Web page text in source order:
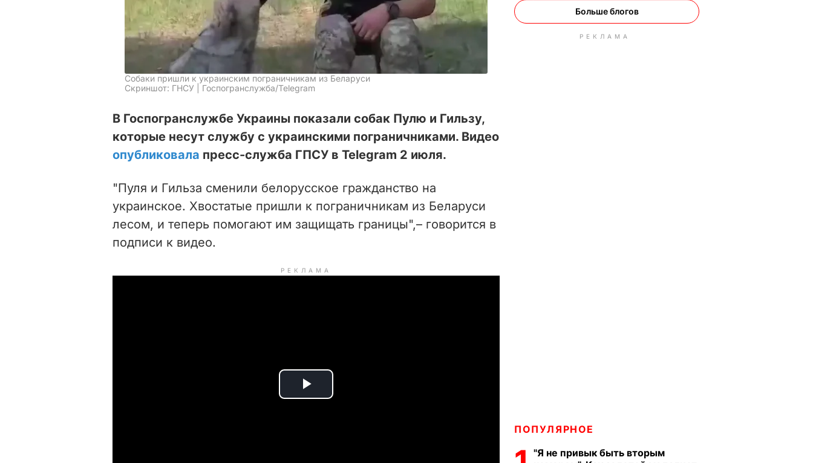
Собаки пришли к украинским пограничникам из Беларуси
Скриншот: ГНСУ | Госпогранслужба/Telegram
В Госпогранслужбе Украины показали собак Пулю и Гильзу,
которые несут службу с украинскими пограничниками. Видео
опубликовала пресс-служба ГПСУ в Telegram 2 июля.
"Пуля и Гильза сменили белорусское гражданство на
украинское. Хвостатые пришли к пограничникам из Беларуси
лесом, и теперь помогают им защищать границы",– говорится в
подписи к видео.
РЕКЛАМА
P
Больше блогов
РЕКЛАМА
ПОПУЛЯРНОЕ
"Я не привык быть вторым